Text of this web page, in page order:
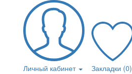
Личный кабинет Закладки (0)